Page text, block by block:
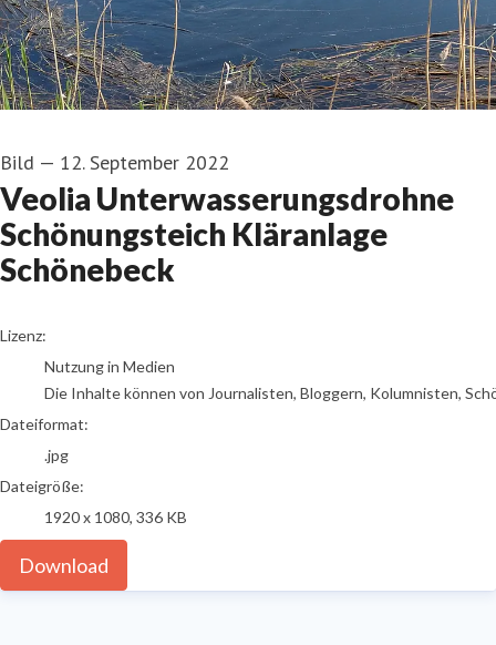
Bild — 12. September 2022
Veolia Unterwasserungsdrohne
Schönungsteich Kläranlage
Schönebeck
go to media item
Lizenz:
Nutzung in Medien
Die Inhalte können von Journalisten, Bloggern, Kolumnisten,
Dateiformat:
.jpg
Dateigröße:
1920 x 1080, 336 KB
Download